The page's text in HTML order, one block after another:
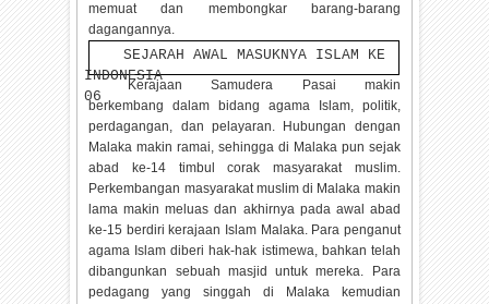
memuat dan membongkar barang-barang
dagangannya.
SEJARAH AWAL MASUKNYA ISLAM KE
INDONESIA
06
Kerajaan Samudera Pasai makin
berkembang dalam bidang agama Islam, politik,
perdagangan, dan pelayaran. Hubungan dengan
Malaka makin ramai, sehingga di Malaka pun sejak
abad ke-14 timbul corak masyarakat muslim.
Perkembangan masyarakat muslim di Malaka makin
lama makin meluas dan akhirnya pada awal abad
ke-15 berdiri kerajaan Islam Malaka. Para penganut
agama Islam diberi hak-hak istimewa, bahkan telah
dibangunkan sebuah masjid untuk mereka. Para
pedagang yang singgah di Malaka kemudian